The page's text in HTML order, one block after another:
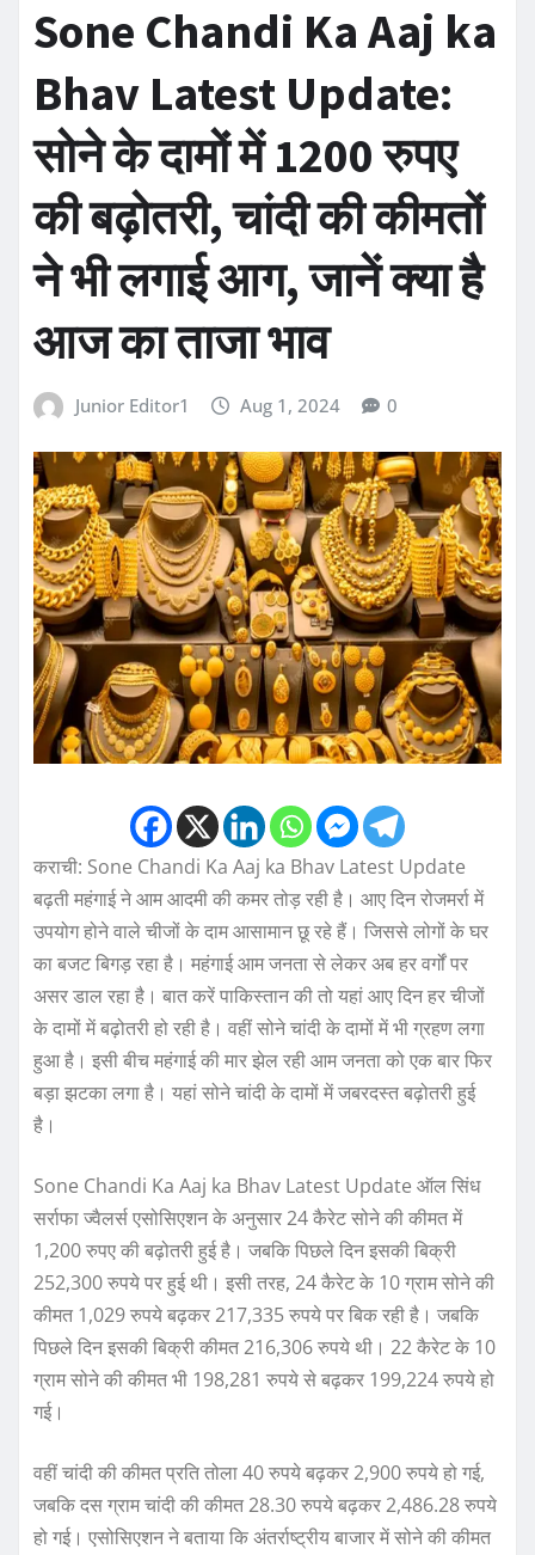
Sone Chandi Ka Aaj ka
Bhav Latest Update:
सोने के दामों में 1200 रुपए
की बढ़ोतरी, चांदी की कीमतों
ने भी लगाई आग, जानें क्या है
आज का ताजा भाव
Junior Editor1 Aug 1, 2024 0
कराची: Sone Chandi Ka Aaj ka Bhav Latest Update
बढ़ती महंगाई ने आम आदमी की कमर तोड़ रही है। आए दिन रोजमर्रा में
उपयोग होने वाले चीजों के दाम आसामान छू रहे हैं। जिससे लोगों के घर
का बजट बिगड़ रहा है। महंगाई आम जनता से लेकर अब हर वर्गों पर
असर डाल रहा है। बात करें पाकिस्तान की तो यहां आए दिन हर ​चीजों
के दामों में बढ़ोतरी हो रही है। वहीं सोने चांदी के दामों में भी ग्रहण लगा
हुआ है। इसी बीच महंगाई की मार झेल रही आम जनता को एक बार फिर
बड़ा झटका लगा है। यहां सोने चांदी के दामों में जबरदस्त बढ़ोतरी हुई
है।
Sone Chandi Ka Aaj ka Bhav Latest Update ऑल सिंध
सर्राफा ज्वैलर्स एसोसिएशन के अनुसार 24 कैरेट सोने की कीमत में
1,200 रुपए की बढ़ोतरी हुई है। जबकि पिछले दिन इसकी बिक्री
252,300 रुपये पर हुई थी। इसी तरह, 24 कैरेट के 10 ग्राम सोने की
कीमत 1,029 रुपये बढ़कर 217,335 रुपये पर बिक रही है। जबकि
पिछले दिन इसकी बिक्री कीमत 216,306 रुपये थी। 22 कैरेट के 10
ग्राम सोने की कीमत भी 198,281 रुपये से बढ़कर 199,224 रुपये हो
गई।
वहीं चांदी की कीमत प्रति तोला 40 रुपये बढ़कर 2,900 रुपये हो गई,
जबकि दस ग्राम चांदी की कीमत 28.30 रुपये बढ़कर 2,486.28 रुपये
हो गई। एसोसिएशन ने बताया कि अंतर्राष्ट्रीय बाजार में सोने की कीमत